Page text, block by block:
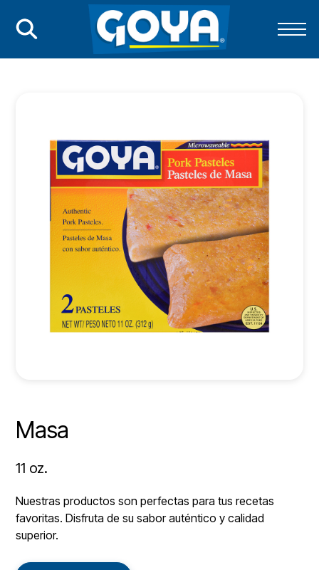
Masa
11 oz.
Nuestras productos son perfectas para tus recetas
favoritas. Disfruta de su sabor auténtico y calidad
superior.